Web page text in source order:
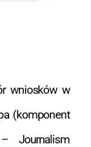
wniosków w
(komponent
Journalism